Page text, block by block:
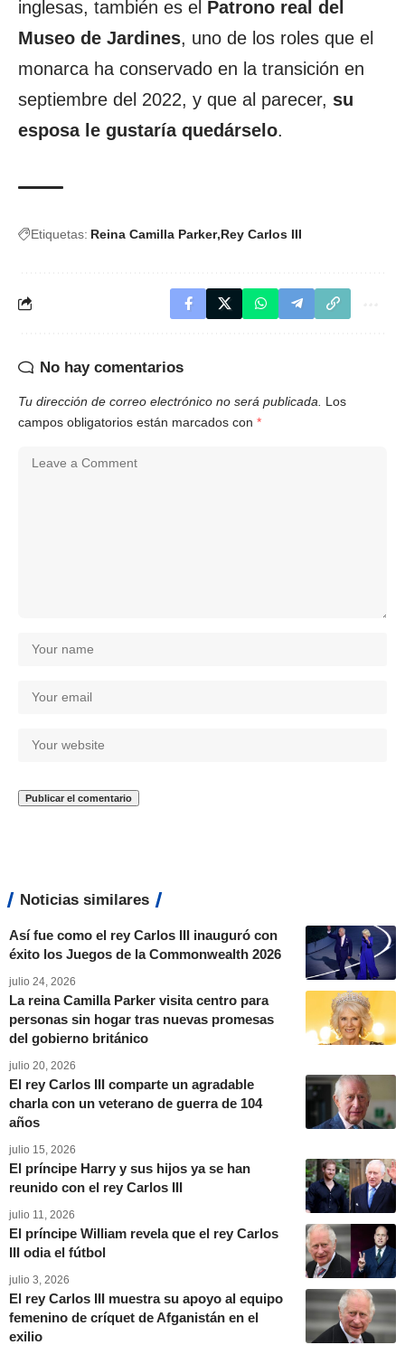
inglesas, también es el Patrono real del
Museo de Jardines, uno de los roles que el
monarca ha conservado en la transición en
septiembre del 2022, y que al parecer, su
esposa le gustaría quedárselo.
Etiquetas: Reina Camilla Parker Rey Carlos III
No hay comentarios
Tu dirección de correo electrónico no será publicada.
Los
campos obligatorios están marcados con *
Noticias similares
Así fue como el rey Carlos III inauguró con
éxito los Juegos de la Commonwealth 2026
julio 24, 2026
La reina Camilla Parker visita centro para
personas sin hogar tras nuevas promesas
del gobierno británico
julio 20, 2026
El rey Carlos III comparte un agradable
charla con un veterano de guerra de 104
años
julio 15, 2026
El príncipe Harry y sus hijos ya se han
reunido con el rey Carlos III
julio 11, 2026
El príncipe William revela que el rey Carlos
III odia el fútbol
julio 3, 2026
El rey Carlos III muestra su apoyo al equipo
femenino de críquet de Afganistán en el
exilio